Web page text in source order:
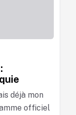
déjà mon
officiel